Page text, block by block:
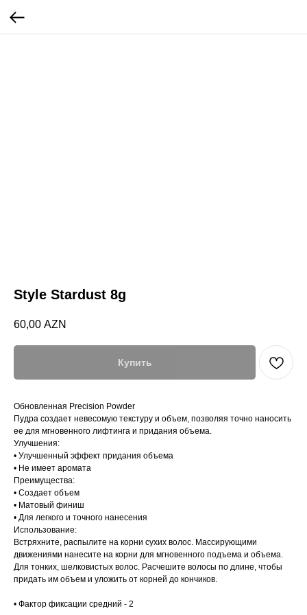
Style Stardust 8g
60,00 AZN
Купить
Обновленная Precision Powder
Пудра создает невесомую текстуру и объем, позволяя точно наносить
ее для мгновенного лифтинга и придания объема.
Улучшения:
• Улучшенный эффект придания объема
• Не имеет аромата
Преимущества:
• Создает объем
• Матовый финиш
• Для легкого и точного нанесения
Использование:
Встряхните, распылите на корни сухих волос. Массирующими
движениями нанесите на корни для мгновенного подъема и объема.
Для тонких, шелковистых волос. Расчешите волосы по длине, чтобы
придать им объем и уложить от корней до кончиков.
• Фактор фиксации средний - 2